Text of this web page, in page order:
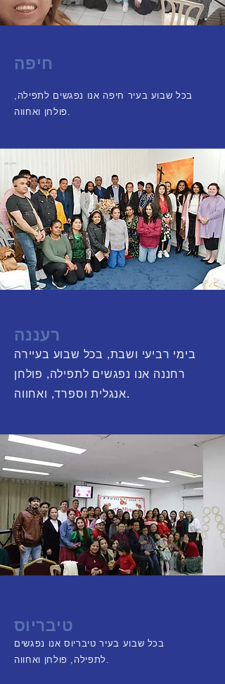
חיפה
בכל שבוע בעיר חיפה אנו נפגשים לתפילה,
פולחן ואחווה.
רעננה
בימי רביעי ושבת, בכל שבוע בעיירה
רחננה אנו נפגשים לתפילה, פולחן
אנגלית וספרד, ואחווה.
טיבריוס
בכל שבוע בעיר טיבריוס אנו נפגשים
לתפילה, פולחן ואחווה.